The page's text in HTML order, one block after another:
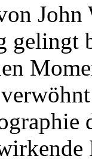
John
gelingt